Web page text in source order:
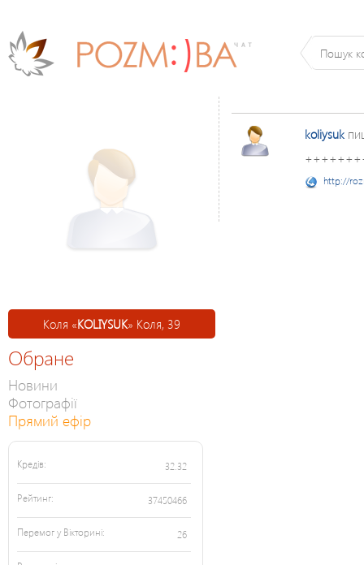
Коля «KOLIYSUK» Коля, 39
Обране
Новини
Фотографії
Прямий ефір
Кредів: 32.32
Рейтинг: 37450466
Перемог у Вікторині: 26
koliysuk
http://